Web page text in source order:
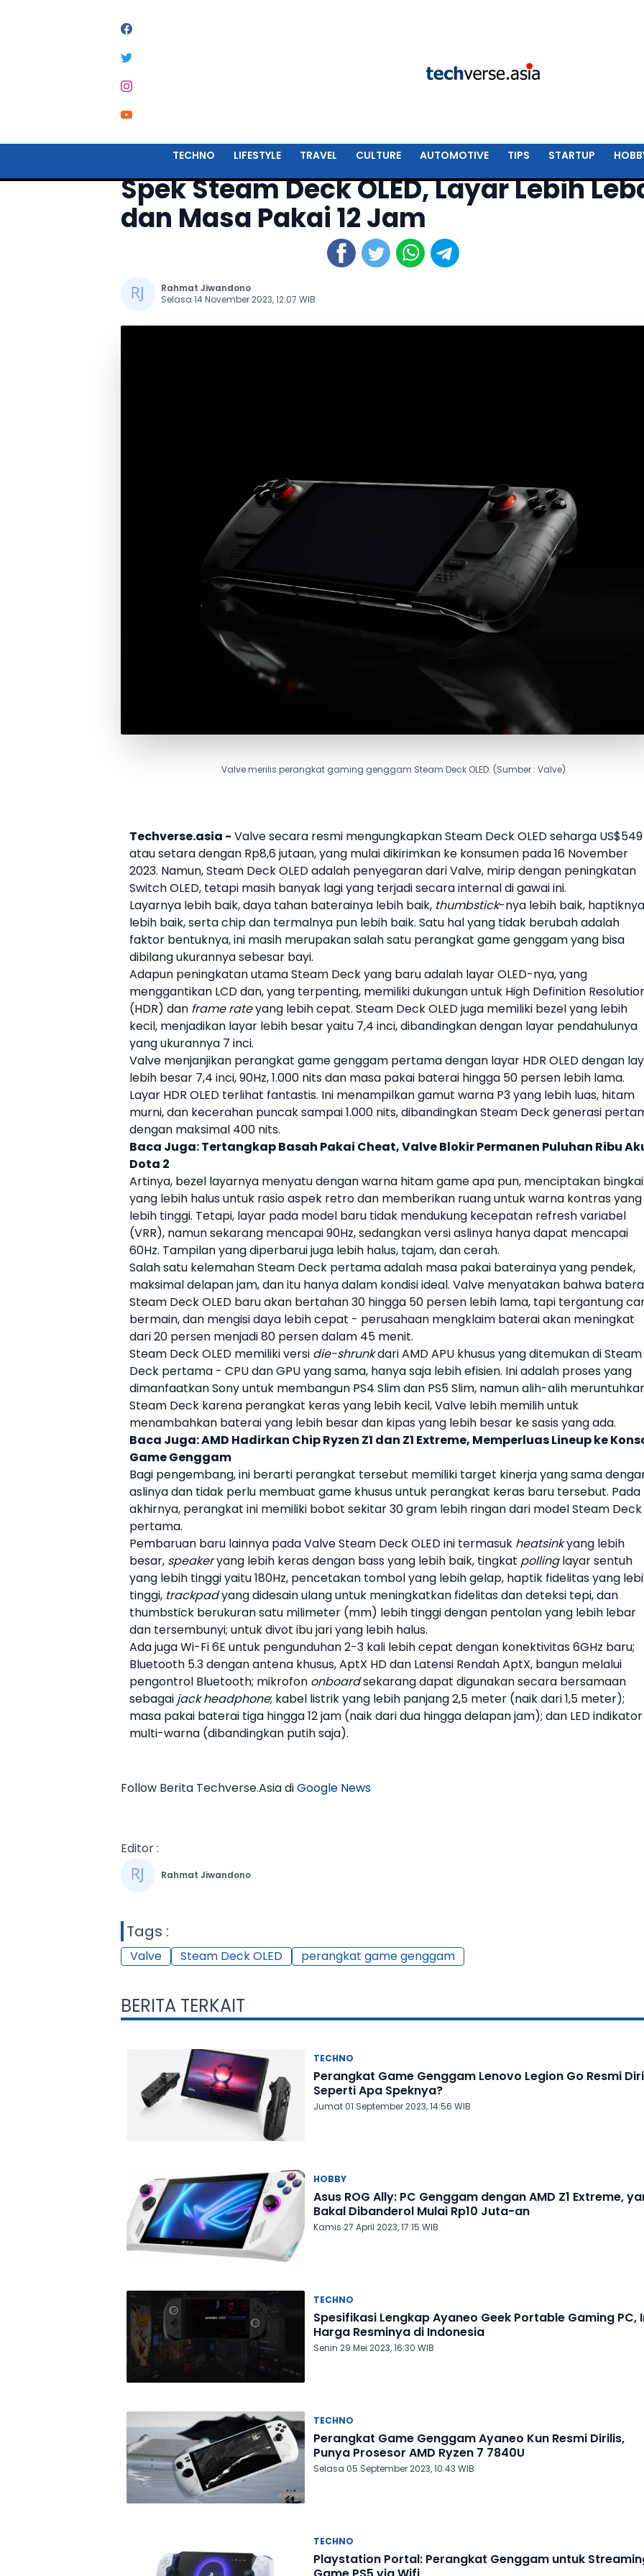
TECHNO LIFESTYLE TRAVEL CULTURE AUTOMOTIVE TIPS STARTUP
Spek Steam Deck OLED, Layar Lebih
dan Masa Pakai 12 Jam
Rahmat Jiwandono
Selasa 14 November 2023, 12:07 WIB
Valve merilis perangkat gaming genggam Steam Deck OLED. (Sumber : Valve)
Techverse.asia - Valvesecara resmi mengungkapkanSteam Deck OLEDseharga US$549
atau setara dengan Rp8,6 jutaan, yang mulai dikirimkan ke konsumen pada 16 November
2023. Namun,Steam Deck OLEDadalah penyegaran dariValve, mirip dengan peningkatan
Switch OLED, tetapi masih banyak lagi yang terjadi secara internal di gawai ini.
Layarnya lebih baik, daya tahan baterainya lebih baik, thumbstick-nya lebih baik, haptiknya
lebih baik, serta chip dan termalnya pun lebih baik. Satu hal yang tidak berubah adalah
faktor bentuknya, ini masih merupakan salah satu perangkat game genggamyang bisa
dibilang ukurannya sebesar bayi.
Adapun peningkatan utama Steam Deck yang baru adalah layar OLED-nya, yang
menggantikan LCD dan, yang terpenting, memiliki dukungan untuk High Definition
(HDR) dan frame rateyang lebih cepat. Steam Deck OLEDjuga memiliki bezel yang lebih
kecil, menjadikan layar lebih besar yaitu 7,4 inci, dibandingkan dengan layar pendahulunya
yang ukurannya 7 inci.
Valve menjanjikan perangkat game genggam pertama dengan layar HDR OLED dengan
lebih besar 7,4 inci, 90Hz, 1.000 nits dan masa pakai baterai hingga 50 persen lebih lama.
Layar HDR OLED terlihat fantastis. Ini menampilkan gamut warna P3 yang lebih luas, hitam
murni, dan kecerahan puncak sampai 1.000 nits, dibandingkan Steam Deck generasi
dengan maksimal 400 nits.
Baca Juga:Tertangkap Basah Pakai Cheat, Valve Blokir Permanen Puluhan Ribu
Dota 2
Artinya, bezel layarnya menyatu dengan warna hitam game apa pun, menciptakan bingkai
yang lebih halus untuk rasio aspek retro dan memberikan ruang untuk warna kontras yang
lebih tinggi. Tetapi, layar pada model baru tidak mendukung kecepatan refresh variabel
(VRR), namun sekarang mencapai 90Hz, sedangkan versi aslinya hanya dapat mencapai
60Hz. Tampilan yang diperbarui juga lebih halus, tajam, dan cerah.
Salah satu kelemahan Steam Deck pertama adalah masa pakai baterainya yang pendek,
maksimal delapan jam, dan itu hanya dalam kondisi ideal. Valve menyatakan bahwa
Steam Deck OLED baru akan bertahan 30 hingga 50 persen lebih lama, tapi tergantung
bermain, dan mengisi daya lebih cepat - perusahaan mengklaim baterai akan meningkat
dari 20 persen menjadi 80 persen dalam 45 menit.
Steam Deck OLED memiliki versi die-shrunkdari AMD APU khusus yang ditemukan di Steam
Deck pertama - CPU dan GPU yang sama, hanya saja lebih efisien. Ini adalah proses yang
dimanfaatkan Sony untuk membangun PS4 Slim dan PS5 Slim, namun alih-alih
Steam Deck karena perangkat keras yang lebih kecil,Valve lebih memilih untuk
menambahkan baterai yang lebih besar dan kipas yang lebih besar ke sasis yang ada.
Baca Juga:AMD Hadirkan Chip Ryzen Z1 dan Z1 Extreme, Memperluas Lineup ke
Game Genggam
Bagi pengembang, ini berarti perangkat tersebut memiliki target kinerja yang sama
aslinya dan tidak perlu membuat game khusus untuk perangkat keras baru tersebut. Pada
akhirnya, perangkat ini memiliki bobot sekitar 30 gram lebih ringan dari model Steam Deck
pertama.
Pembaruan baru lainnya padaValveSteam Deck OLEDini termasuk heatsinkyang lebih
besar, speakeryang lebih keras dengan bass yang lebih baik, tingkat pollinglayar sentuh
yang lebih tinggi yaitu 180Hz, pencetakan tombol yang lebih gelap, haptik fidelitas yang
tinggi, trackpadyang didesain ulang untuk meningkatkan fidelitas dan deteksi tepi, dan
thumbstick berukuran satu milimeter (mm) lebih tinggi dengan pentolan yang lebih lebar
dan tersembunyi; untuk divot ibu jari yang lebih halus.
Ada juga Wi-Fi 6E untuk pengunduhan 2-3 kali lebih cepat dengan konektivitas 6GHz baru;
Bluetooth 5.3 dengan antena khusus, AptX HD dan Latensi Rendah AptX, bangun melalui
pengontrol Bluetooth; mikrofon onboardsekarang dapat digunakan secara bersamaan
sebagai jack headphone; kabel listrik yang lebih panjang 2,5 meter (naik dari 1,5 meter);
masa pakai baterai tiga hingga 12 jam (naik dari dua hingga delapan jam); dan LED indikator
multi-warna (dibandingkan putih saja).
Follow Berita Techverse.Asia diGoogle News
Editor :
Rahmat Jiwandono
Tags :
Valve Steam Deck OLED perangkat game genggam
BERITA TERKAIT
TECHNO
Perangkat Game Genggam Lenovo Legion Go Resmi
Seperti Apa Speknya?
Jumat 01 September 2023, 14:56 WIB
HOBBY
Asus ROG Ally: PC Genggam dengan AMD Z1 Extreme,
Bakal Dibanderol Mulai Rp10 Juta-an
Kamis 27 April 2023, 17:15 WIB
TECHNO
Spesifikasi Lengkap Ayaneo Geek Portable Gaming PC,
Harga Resminya di Indonesia
Senin 29 Mei 2023, 16:30 WIB
TECHNO
Perangkat Game Genggam Ayaneo Kun Resmi Dirilis,
Punya Prosesor AMD Ryzen 7 7840U
Selasa 05 September 2023, 10:43 WIB
TECHNO
Playstation Portal: Perangkat Genggam untuk